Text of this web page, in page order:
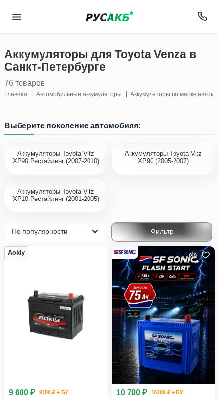
Аккумуляторы для Toyota Venza в
Санкт-Петербурге
76 товаров
Главная Автомобильные аккумуляторы Аккумуляторы по марке
Выберите поколение автомобиля:
Аккумуляторы Toyota Vitz
XP90 Рестайлинг (2007-2010)
Аккумуляторы Toyota Vitz
XP90 (2005-2007)
Аккумуляторы Toyota Vitz
XP10 Рестайлинг (2001-2005)
Фильтр
Aokly
9 600 ₽
9100 ₽ + БУ
10 700 ₽
10200 ₽ + БУ